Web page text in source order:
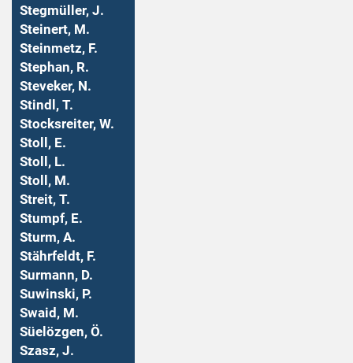
Stegmüller, J.
Steinert, M.
Steinmetz, F.
Stephan, R.
Steveker, N.
Stindl, T.
Stocksreiter, W.
Stoll, E.
Stoll, L.
Stoll, M.
Streit, T.
Stumpf, E.
Sturm, A.
Stährfeldt, F.
Surmann, D.
Suwinski, P.
Swaid, M.
Süelözgen, Ö.
Szasz, J.